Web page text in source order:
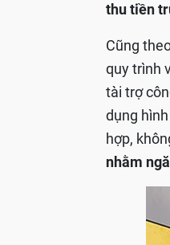
thu tiền
Cũng
quy trình
tài trợ
dụng
hợp,
nhằm